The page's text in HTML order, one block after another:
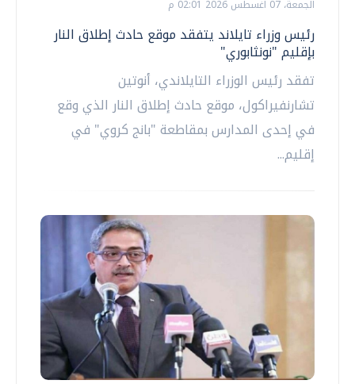
الجمعة، 07 اغسطس 2026 02:01 م
رئيس وزراء تايلاند يتفقد موقع حادث إطلاق النار
بإقليم "نونثابوري"
تفقد رئيس الوزراء التايلاندي، أنوتين
تشارنفيراكول، موقع حادث إطلاق النار الذي وقع
في إحدى المدارس بمقاطعة "بانج كروي" في
إقليم...